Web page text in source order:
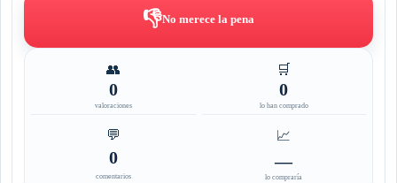
👎No merece la pena
👥
0
valoraciones
🛒
0
lo han comprado
💬
0
comentarios
📈
—
lo compraría